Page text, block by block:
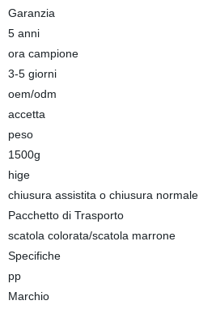
Garanzia
5 anni
ora campione
3-5 giorni
oem/odm
accetta
peso
1500g
hige
chiusura assistita o chiusura normale
Pacchetto di Trasporto
scatola colorata/scatola marrone
Specifiche
pp
Marchio